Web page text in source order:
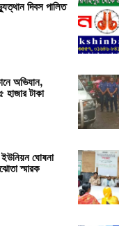
দিবস পালিত
অভিযান,
হাজার টাকা
ঘোষনা
স্মারক